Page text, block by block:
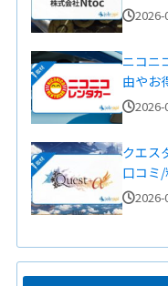
2026-
ニコニ
由やお
2026-
クエス
口コミ
2026-